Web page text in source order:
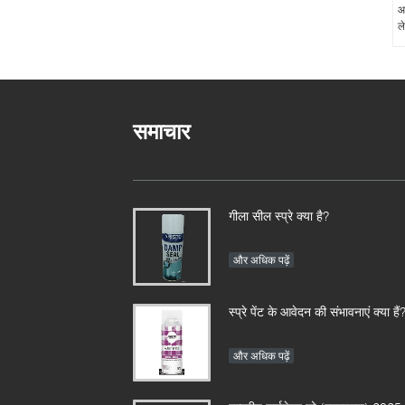
समाचार
गीला सील स्प्रे क्या है?
और अधिक पढ़ें
स्प्रे पेंट के आवेदन की संभावनाएं क्या हैं?
और अधिक पढ़ें